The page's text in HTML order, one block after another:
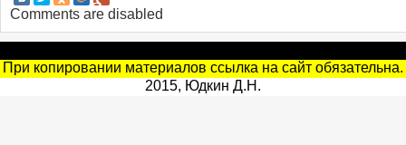
Comments are disabled
При копировании материалов ссылка на сайт обязательна.
2015, Юдкин Д.Н.